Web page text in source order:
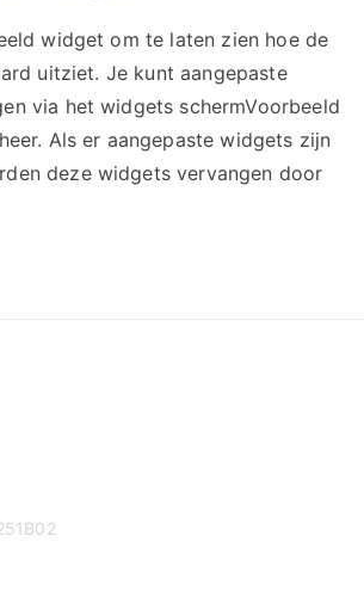
widget om te laten zien hoe de
uitziet. Je kunt aangepaste
via het widgets schermVoorbeeld
Als er aangepaste widgets zijn
deze widgets vervangen door